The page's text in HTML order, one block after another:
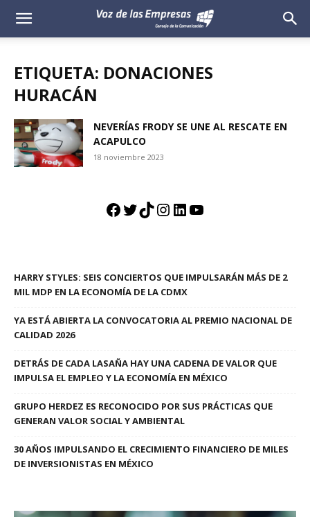
Voz
Empresas
ETIQUETA: DONACIONES
HURACÁN
NEVERÍAS FRODY SE UNE AL RESCATE EN
ACAPULCO
18 noviembre 2023
Facebook
Twitter
TikTok
Instagram
LinkedIn
YouTube
HARRY STYLES: SEIS CONCIERTOS QUE IMPULSARÁN MÁS DE 2
MIL MDP EN LA ECONOMÍA DE LA CDMX
YA ESTÁ ABIERTA LA CONVOCATORIA AL PREMIO NACIONAL DE
CALIDAD 2026
DETRÁS DE CADA LASAÑA HAY UNA CADENA DE VALOR QUE
IMPULSA EL EMPLEO Y LA ECONOMÍA EN MÉXICO
GRUPO HERDEZ ES RECONOCIDO POR SUS PRÁCTICAS QUE
GENERAN VALOR SOCIAL Y AMBIENTAL
30 AÑOS IMPULSANDO EL CRECIMIENTO FINANCIERO DE MILES
DE INVERSIONISTAS EN MÉXICO